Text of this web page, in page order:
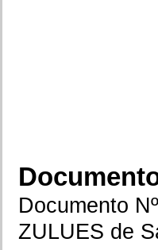
Documento
ZULUES de